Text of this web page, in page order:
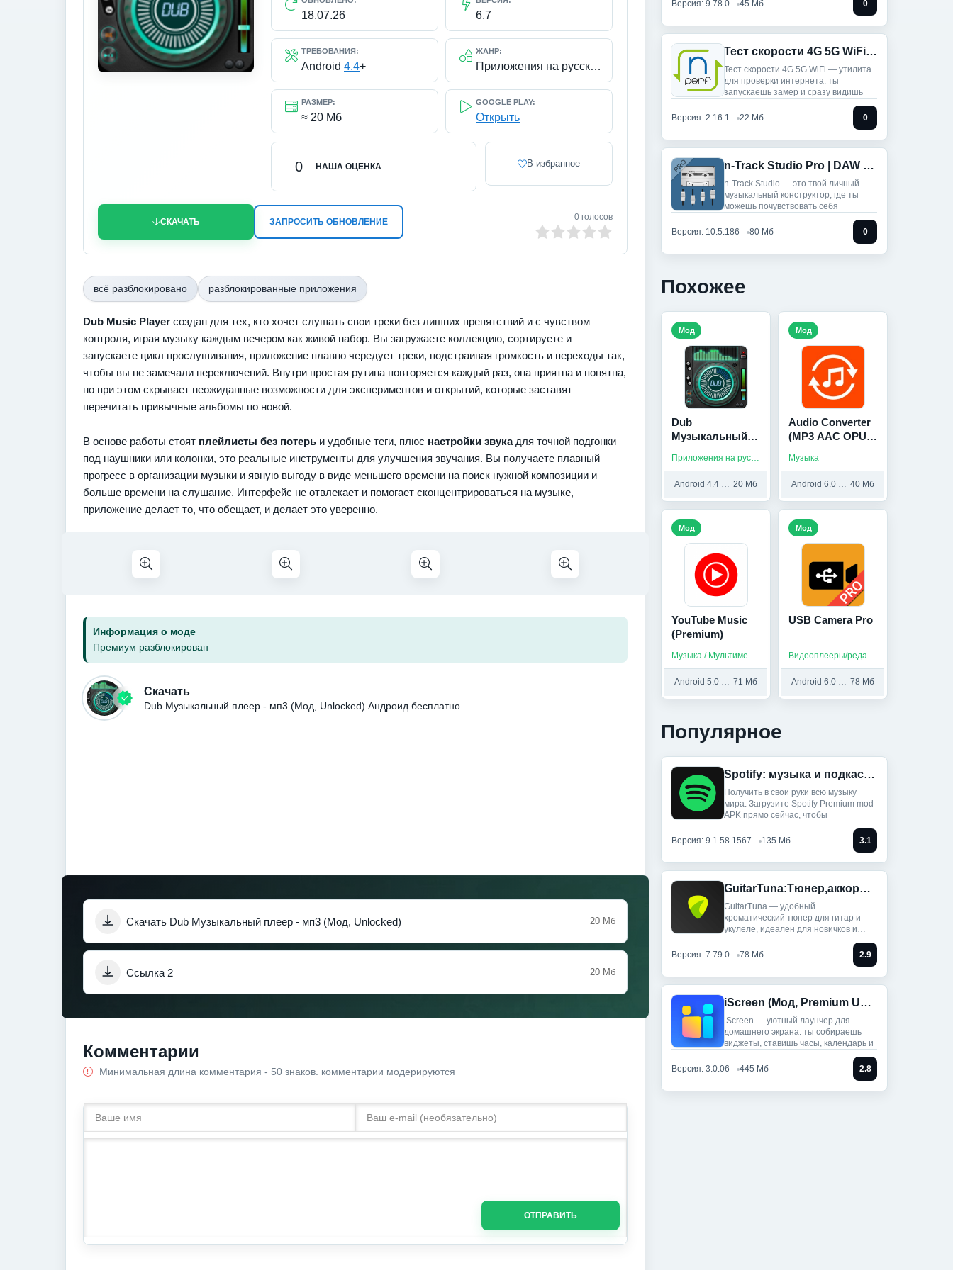
18.07.26 6.7
ТРЕБОВАНИЯ:
Android 4.4+
ЖАНР:
Приложения на русском / Музыка
РАЗМЕР:
≈ 20 Мб
GOOGLE PLAY:
Открыть
НАША ОЦЕНКА
0 В избранное
СКАЧАТЬ ЗАПРОСИТЬ ОБНОВЛЕНИЕ 0 голосов
всё разблокировано разблокированные приложения
Dub Music Player создан для тех, кто хочет слушать свои треки без лишних препятствий и с чувством
контроля, играя музыку каждым вечером как живой набор. Вы загружаете коллекцию, сортируете и
запускаете цикл прослушивания, приложение плавно чередует треки, подстраивая громкость и переходы так,
чтобы вы не замечали переключений. Внутри простая рутина повторяется каждый раз, она приятна и понятна,
но при этом скрывает неожиданные возможности для экспериментов и открытий, которые заставят
перечитать привычные альбомы по новой.
В основе работы стоят плейлисты без потерь и удобные теги, плюс настройки звукадля точной подгонки
под наушники или колонки, это реальные инструменты для улучшения звучания. Вы получаете плавный
прогресс в организации музыки и явную выгоду в виде меньшего времени на поиск нужной композиции и
больше времени на слушание. Интерфейс не отвлекает и помогает сконцентрироваться на музыке,
приложение делает то, что обещает, и делает это уверенно.
Информация о моде
Премиум разблокирован
Скачать
Dub Музыкальный плеер - мп3 (Мод, Unlocked) Андроид бесплатно
Скачать Dub Музыкальный плеер - мп3 (Мод, Unlocked) 20 Мб
Ссылка 2 20 Мб
Комментарии
Минимальная длина комментария - 50 знаков. комментарии модерируются
ОТПРАВИТЬ
Версия: 9.78.0
45 Мб 0
Тест скорости 4G 5G WiFi (Мод, Premium Unlocked)
Тест скорости 4G 5G WiFi — утилита
для проверки интернета: ты
запускаешь замер и сразу видишь
Версия: 2.16.1 22 Мб 0
n-Track Studio Pro | DAW (Мод, Unlocked)
n-Track Studio — это твой личный
музыкальный конструктор, где ты
можешь почувствовать себя
Версия: 10.5.186 80 Мб 0
Похожее
Dub
Музыкальный
(Мод, Unlocked)
Приложения на русском / Музыка
Android 4.4 и выше 20 Мб
Мод
Audio Converter
(MP3 AAC OPUS)
Unlocked)
Музыка
Android 6.0 и выше 40 Мб
Мод
YouTube Music
(Premium)
Музыка / Мультимедиа / Приложения на русском
Android 5.0 и выше 71 Мб
Мод
USB Camera Pro
Видеоплееры/редакторы / Платные приложения
Android 6.0 и выше 78 Мб
Мод
Популярное
Spotify: музыка и подкасты (Мод, Всё разблокировано)
Получить в свои руки всю музыку
мира. Загрузите Spotify Premium mod
APK прямо сейчас, чтобы
Версия: 9.1.58.1567 135 Мб 3.1
GuitarTuna:Тюнер,аккорды,песни (Мод, Premium Unlocked)
GuitarTuna — удобный
хроматический тюнер для гитар и
укулеле, идеален для новичков и
Версия: 7.79.0
78 Мб 2.9
iScreen (Мод, Premium Unlocked)
iScreen — уютный лаунчер для
домашнего экрана: ты собираешь
виджеты, ставишь часы, календарь и
Версия: 3.0.06 445 Мб 2.8